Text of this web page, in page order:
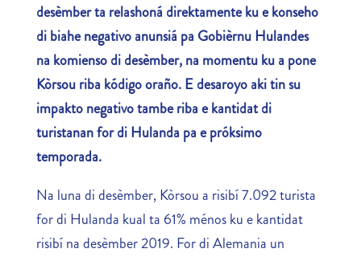
desèmber ta relashoná direktamente ku e konseho
di biahe negativo anunsiá pa Gobièrnu Hulandes
na komienso di desèmber, na momentu ku a pone
Kòrsou riba kódigo oraño. E desaroyo aki tin su
impakto negativo tambe riba e kantidat di
turistanan for di Hulanda pa e próksimo
temporada.
Na luna di desèmber, Kòrsou a risibí 7.092 turista
for di Hulanda kual ta 61% ménos ku e kantidat
risibí na desèmber 2019. For di Alemania un